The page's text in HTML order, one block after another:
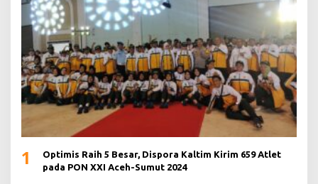
1
Optimis Raih 5 Besar, Dispora Kaltim Kirim 659 Atlet
pada PON XXI Aceh-Sumut 2024